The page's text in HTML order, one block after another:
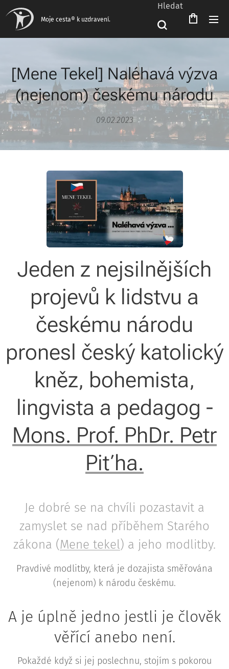
Moje cesta® k uzdravení.
Hledat
[Mene Tekel] Naléhavá výzva
(nejenom) českému národu
09.02.2023
Jeden z nejsilnějších
projevů k lidstvu a
českému národu
pronesl český katolický
kněz, bohemista,
lingvista a pedagog -
Mons. Prof. PhDr. Petr
Piťha.
Je dobré se na chvíli pozastavit a
zamyslet se nad příběhem Starého
zákona (Mene tekel) a jeho modlitby.
Pravdivé modlitby, která je dozajista směřována
(nejenom) k národu českému.
A je úplně jedno jestli je člověk
věřící anebo není.
Pokaždé když si jej poslechnu, stojím s pokorou